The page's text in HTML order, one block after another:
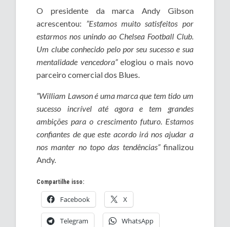
O presidente da marca Andy Gibson
acrescentou: ”Estamos muito satisfeitos por
estarmos nos unindo ao Chelsea Football Club.
Um clube conhecido pelo por seu sucesso e sua
mentalidade vencedora”elogiou o mais novo
parceiro comercial dos Blues.
”William Lawson é uma marca que tem tido um
sucesso incrível até agora e tem grandes
ambições para o crescimento futuro. Estamos
confiantes de que este acordo irá nos ajudar a
nos manter no topo das tendências”finalizou
Andy.
Compartilhe isso:
Facebook X
Telegram WhatsApp